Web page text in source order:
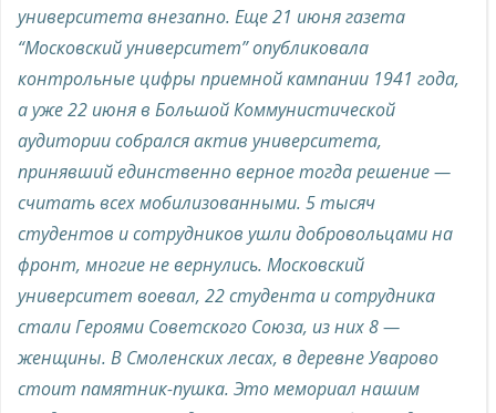
университета внезапно. Еще 21 июня газета
“Московский университет” опубликовала
контрольные цифры приемной кампании 1941 года,
а уже 22 июня в Большой Коммунистической
аудитории собрался актив университета,
принявший единственно верное тогда решение —
считать всех мобилизованными. 5 тысяч
студентов и сотрудников ушли добровольцами на
фронт, многие не вернулись. Московский
университет воевал, 22 студента и сотрудника
стали Героями Советского Союза, из них 8 —
женщины. В Смоленских лесах, в деревне Уварово
стоит памятник-пушка. Это мемориал нашим